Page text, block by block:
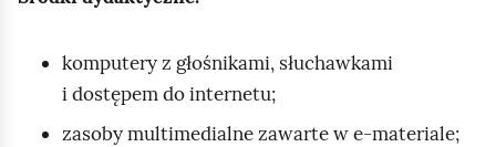
komputery z głośnikami, słuchawkami
i dostępem do internetu;
zasoby multimedialne zawarte w e‑materiale;